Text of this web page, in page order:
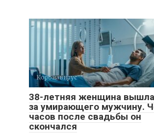
Коронавирус
38-летняя женщина
за умирающего мужчину.
часов после свадьбы он
скончался